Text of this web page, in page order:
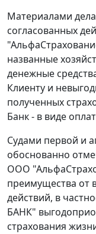
Материалами
согласованных
названные
денежные
Клиенту и
полученных
Банк - в виде
Судами первой и
обоснованно
ООО
преимущества от
действий, в
БАНК"
страхования